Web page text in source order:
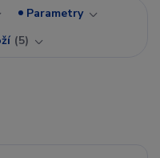
Parametry
5